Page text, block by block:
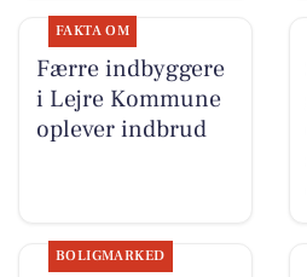
FAKTA OM
Færre indbyggere
i Lejre Kommune
oplever indbrud
BOLIGMARKED